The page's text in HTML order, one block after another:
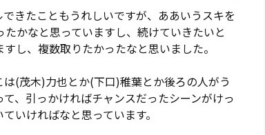
きたこともうれしいですが、ああいうスキを
かなと思っていますし、続けていきたいと
し、複数取りたかったなと思いました。
(茂木)力也とか(下口)稚葉とか後ろの人がう
、引っかければチャンスだったシーンがけっ
いければなと思っています。